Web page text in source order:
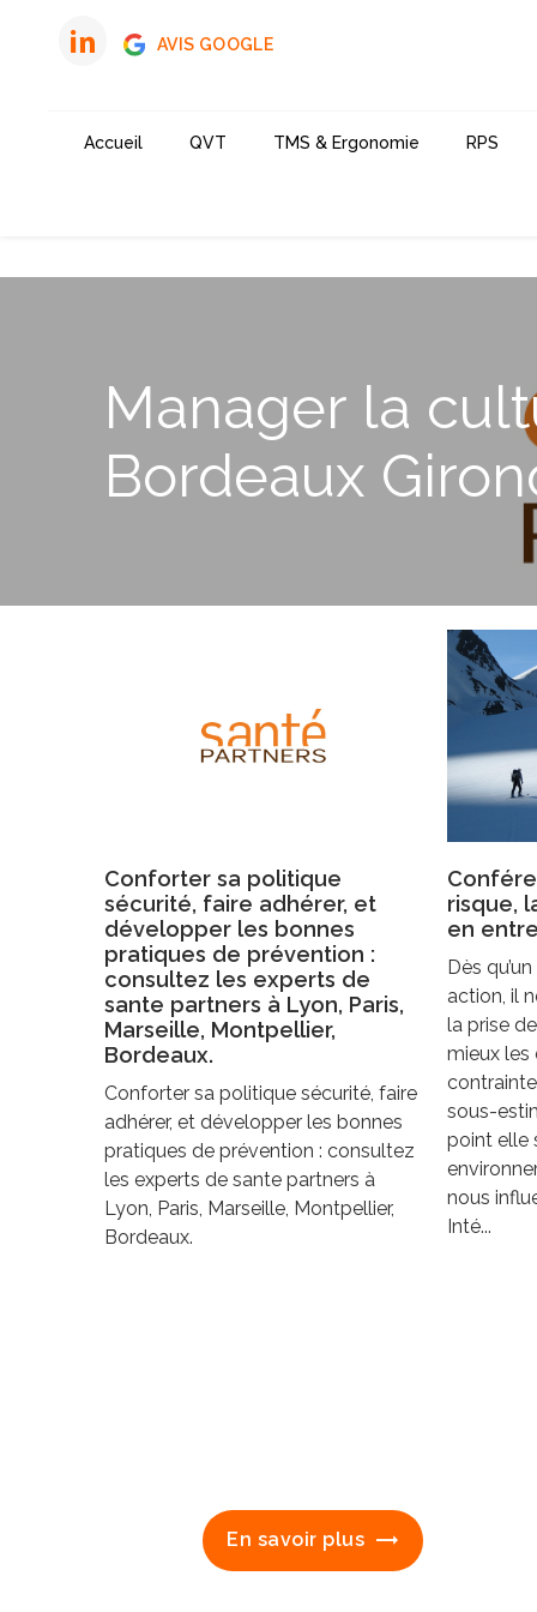
AVIS GOOGLE
Accueil QVT TMS & Ergonomie RPS
Manager la
Bordeaux
Conforter sa politique
sécurité, faire adhérer, et
développer les bonnes
pratiques de prévention :
consultez les experts de
sante partners à Lyon, Paris,
Marseille, Montpellier,
Bordeaux.
Conforter sa politique sécurité, faire
adhérer, et développer les bonnes
pratiques de prévention : consultez
les experts de sante partners à
Lyon, Paris, Marseille, Montpellier,
Bordeaux.
En savoir plus
risque,
en
Dès
action, il
la prise
mieux les
sous-
point elle
nous
Inté...